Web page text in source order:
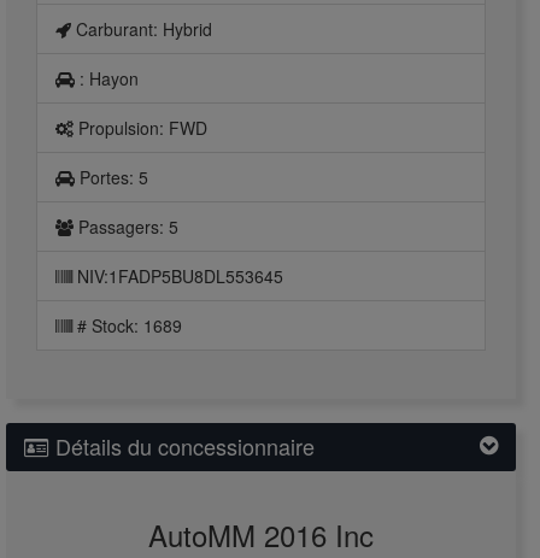
Carburant: Hybrid
: Hayon
Propulsion: FWD
Portes: 5
Passagers: 5
NIV:1FADP5BU8DL553645
# Stock: 1689
Détails du concessionnaire
AutoMM 2016 Inc